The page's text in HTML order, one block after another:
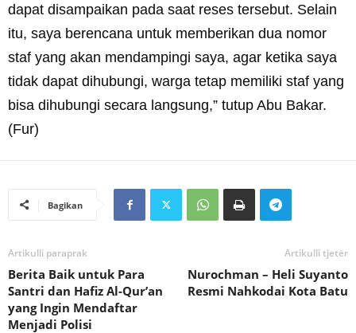
dapat disampaikan pada saat reses tersebut. Selain
itu, saya berencana untuk memberikan dua nomor
staf yang akan mendampingi saya, agar ketika saya
tidak dapat dihubungi, warga tetap memiliki staf yang
bisa dihubungi secara langsung,” tutup Abu Bakar.
(Fur)
Bagikan
Artikulli paraprak
Berita Baik untuk Para
Santri dan Hafiz Al-Qur’an
yang Ingin Mendaftar
Menjadi Polisi
Artikulli tjetër
Nurochman – Heli Suyanto
Resmi Nahkodai Kota Batu